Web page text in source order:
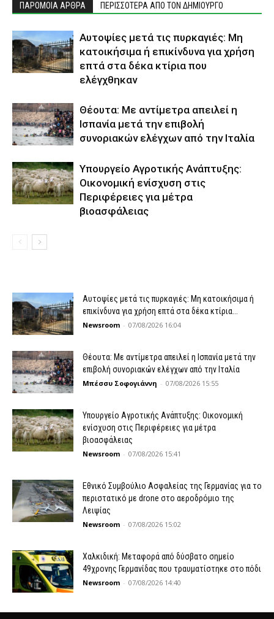
ΠΑΡΟΜΟΙΑ ΑΡΘΡΑ ΠΕΡΙΣΣΟΤΕΡΑ ΑΠΟ ΤΟΝ ΔΗΜΙΟΥΡΓΟ
Αυτοψίες μετά τις πυρκαγιές: Μη
κατοικήσιμα ή επικίνδυνα για χρήση
επτά στα δέκα κτίρια που
ελέγχθηκαν
Θέουτα: Με αντίμετρα απειλεί η
Ισπανία μετά την επιβολή
συνοριακών ελέγχων από την Ιταλία
Υπουργείο Αγροτικής Ανάπτυξης:
Οικονομική ενίσχυση στις
Περιφέρειες για μέτρα
βιοασφάλειας
Αυτοψίες μετά τις πυρκαγιές: Μη κατοικήσιμα ή
επικίνδυνα για χρήση επτά στα δέκα κτίρια...
Newsroom - 07/08/2026 16:04
Θέουτα: Με αντίμετρα απειλεί η Ισπανία μετά την
επιβολή συνοριακών ελέγχων από την Ιταλία
Μπέσσυ Σοφογιάννη - 07/08/2026 15:55
Υπουργείο Αγροτικής Ανάπτυξης: Οικονομική
ενίσχυση στις Περιφέρειες για μέτρα
βιοασφάλειας
Newsroom - 07/08/2026 15:41
Εθνικό Συμβούλιο Ασφαλείας της Γερμανίας για το
περιστατικό με drone στο αεροδρόμιο της
Λειψίας
Newsroom - 07/08/2026 15:02
Χαλκιδική: Μεταφορά από δύσβατο σημείο
49χρονης Γερμανίδας που τραυματίστηκε στο πόδι
Newsroom - 07/08/2026 14:40